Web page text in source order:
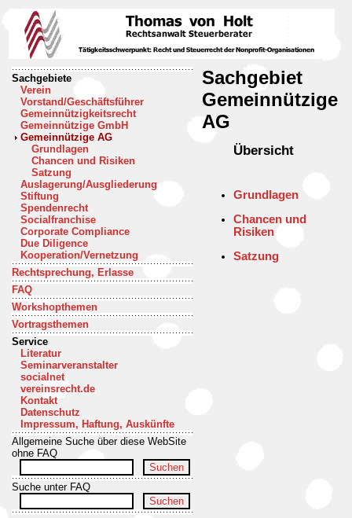
Sachgebiete
Verein
Vorstand/Geschäftsführer
Gemeinnützigkeitsrecht
Gemeinnützige GmbH
Gemeinnützige AG
Grundlagen
Chancen und Risiken
Satzung
Auslagerung/Ausgliederung
Stiftung
Spendenrecht
Socialfranchise
Corporate Compliance
Due Diligence
Kooperation/Vernetzung
Rechtsprechung, Erlasse
FAQ
Workshopthemen
Vortragsthemen
Service
Literatur
Seminarveranstalter
socialnet
vereinsrecht.de
Kontakt
Datenschutz
Impressum, Haftung, Auskünfte
Allgemeine Suche über diese WebSite
ohne FAQ
Suche unter FAQ
Sachgebiet
Gemeinnützige
AG
Übersicht
Grundlagen
Chancen und
Risiken
Satzung